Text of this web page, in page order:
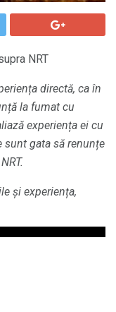
NRT
directă, ca în
la fumat cu
experiența ei cu
gata să renunțe
și experiența,